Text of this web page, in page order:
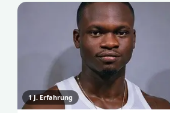
1J. Erfahrung